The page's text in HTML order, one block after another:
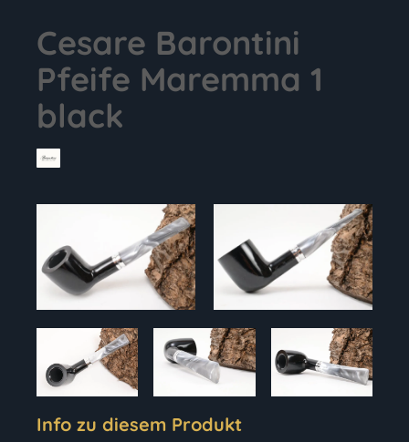
Cesare Barontini
Pfeife Maremma 1
black
Info zu diesem Produkt